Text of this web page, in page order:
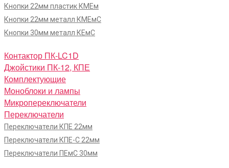
Кнопки 22мм пластик КМЕм
Кнопки 22мм металл КМЕмС
Кнопки 30мм металл КЕмС
Контактор ПК-LC1D
Джойстики ПК-12, КПЕ
Комплектующие
Моноблоки и лампы
Микропереключатели
Переключатели
Переключатели КПЕ 22мм
Переключатели КПЕ-С 22мм
Переключатели ПЕмС 30мм